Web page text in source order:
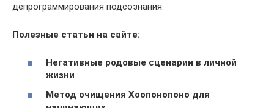
депрограммирования подсознания.
Полезные статьи на сайте:
Негативные родовые сценарии в личной
жизни
Метод очищения Хоопонопоно для